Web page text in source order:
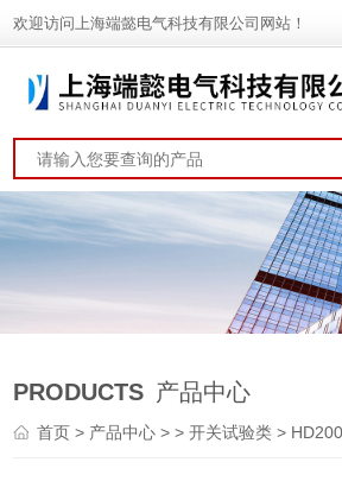
欢迎访问上海端懿电气科技有限公司网站！
PRODUCTS 产品中心
首页> 产品中心 > >开关试验类 > HD2002